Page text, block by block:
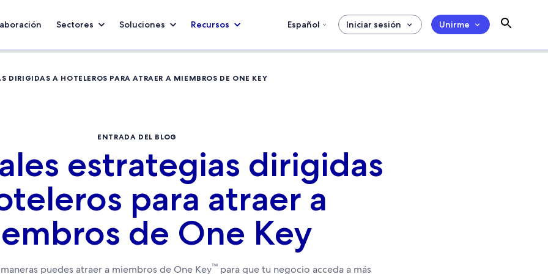
Sectores Soluciones Recursos Español Iniciar sesión Unirme
DIRIGIDAS A HOTELEROS PARA ATRAER A MIEMBROS DE ONE KEY
ENTRADA DEL BLOG
estrategias dirigidas
para atraer a
de One Key
puedes atraer a miembros de One Key™ para que tu negocio acceda a más